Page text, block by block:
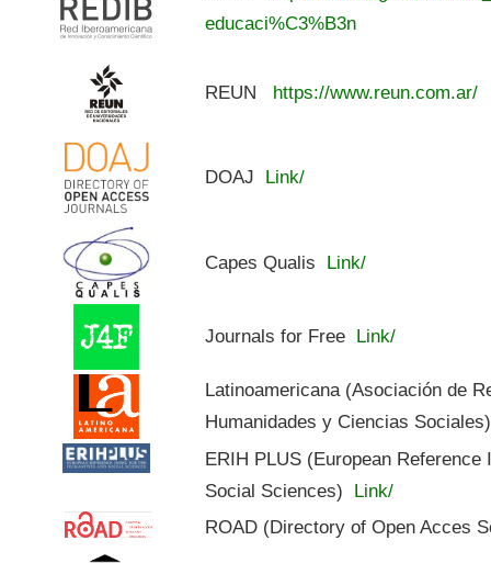
educaci%C3%B3n
REUN https://www.reun.com.ar/
DOAJ Link/
Capes Qualis Link/
Journals for Free Link/
Latinoamericana (Asociación de
Humanidades y Ciencias Sociales)
ERIH PLUS (European
Social Sciences) Link/
ROAD (Directory of Open Acces